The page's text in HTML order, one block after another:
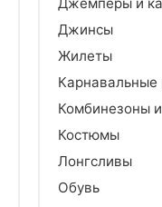
Джинсы
Жилеты
Комбинезоны
Костюмы
Лонгсливы
Обувь